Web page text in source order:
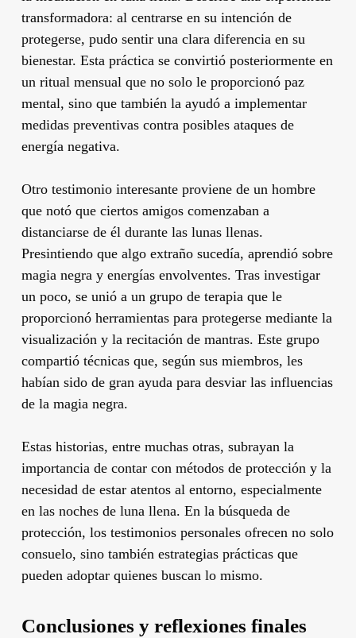
transformadora: al centrarse en su intención de
protegerse, pudo sentir una clara diferencia en su
bienestar. Esta práctica se convirtió posteriormente en
un ritual mensual que no solo le proporcionó paz
mental, sino que también la ayudó a implementar
medidas preventivas contra posibles ataques de
energía negativa.
Otro testimonio interesante proviene de un hombre
que notó que ciertos amigos comenzaban a
distanciarse de él durante las lunas llenas.
Presintiendo que algo extraño sucedía, aprendió sobre
magia negra y energías envolventes. Tras investigar
un poco, se unió a un grupo de terapia que le
proporcionó herramientas para protegerse mediante la
visualización y la recitación de mantras. Este grupo
compartió técnicas que, según sus miembros, les
habían sido de gran ayuda para desviar las influencias
de la magia negra.
Estas historias, entre muchas otras, subrayan la
importancia de contar con métodos de protección y la
necesidad de estar atentos al entorno, especialmente
en las noches de luna llena. En la búsqueda de
protección, los testimonios personales ofrecen no solo
consuelo, sino también estrategias prácticas que
pueden adoptar quienes buscan lo mismo.
Conclusiones y reflexiones finales